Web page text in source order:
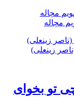
مچاله
زینعلی)
تو بخوای